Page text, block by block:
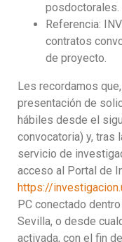
posdoctorales.
Referencia:
contratos
de proyecto.
Les recordamos
presentación de
hábiles desde el
convocatoria) y, tras
servicio de
acceso al Portal de
https://
PC conectado
Sevilla, o desde
activada, con el fin